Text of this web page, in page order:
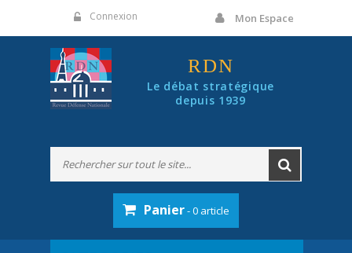
Connexion Mon Espace
RDN
Le débat stratégique
depuis 1939
Panier- 0 article